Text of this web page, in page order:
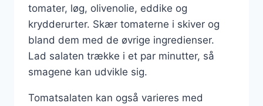
tomater, løg, olivenolie, eddike og
krydderurter. Skær tomaterne i skiver og
bland dem med de øvrige ingredienser.
Lad salaten trække i et par minutter, så
smagene kan udvikle sig.
Tomatsalaten kan også varieres med